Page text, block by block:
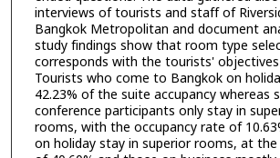
interviews of tourists and staff of
Bangkok Metropolitan and document
study findings show that room type
corresponds with the tourists'
Tourists who come to Bangkok on
42.23% of the suite accupancy whereas
conference participants only stay in
rooms, with the occupancy rate of
on holiday stay in superior rooms, at